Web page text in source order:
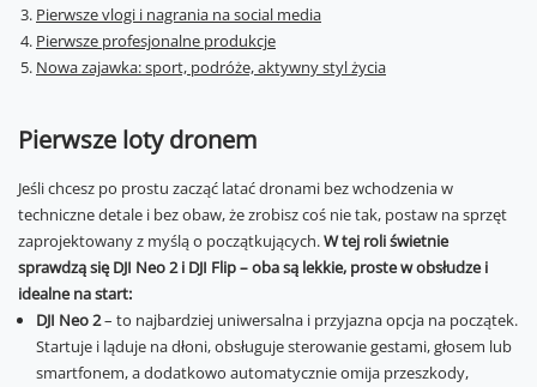
Pierwsze vlogi i nagrania na social media
Pierwsze profesjonalne produkcje
Nowa zajawka: sport, podróże, aktywny styl życia
Pierwsze loty dronem
Jeśli chcesz po prostu zacząć latać dronami bez wchodzenia w
techniczne detale i bez obaw, że zrobisz coś nie tak, postaw na sprzęt
zaprojektowany z myślą o początkujących.W tej roli świetnie
sprawdzą się DJI Neo 2 i DJI Flip – oba są lekkie, proste w obsłudze i
idealne na start:
DJI Neo 2– to najbardziej uniwersalna i przyjazna opcja na początek.
Startuje i ląduje na dłoni, obsługuje sterowanie gestami, głosem lub
smartfonem, a dodatkowo automatycznie omija przeszkody,